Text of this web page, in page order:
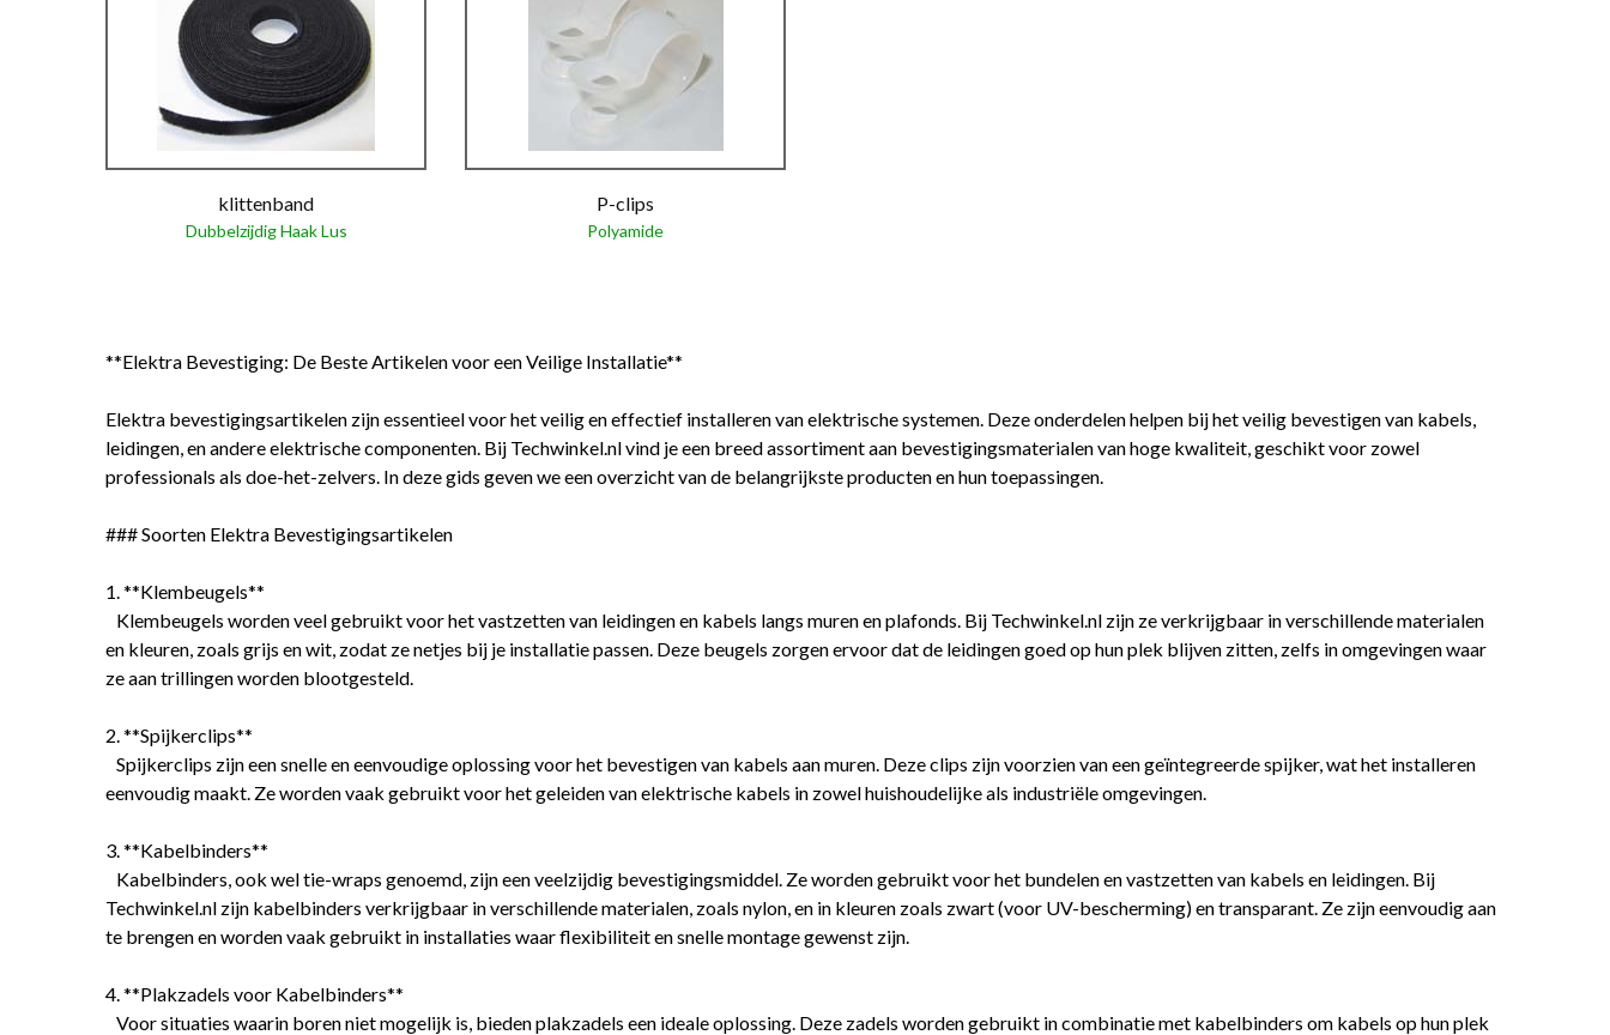
klittenband
Dubbelzijdig Haak Lus
P-clips
Polyamide
**Elektra Bevestiging: De Beste Artikelen voor een Veilige Installatie**
Elektra bevestigingsartikelen zijn essentieel voor het veilig en effectief installeren van elektrische systemen. Deze onderdelen helpen bij het veilig bevestigen van kabels,
leidingen, en andere elektrische componenten. Bij Techwinkel.nl vind je een breed assortiment aan bevestigingsmaterialen van hoge kwaliteit, geschikt voor zowel
professionals als doe-het-zelvers. In deze gids geven we een overzicht van de belangrijkste producten en hun toepassingen.
### Soorten Elektra Bevestigingsartikelen
1. **Klembeugels**
Klembeugels worden veel gebruikt voor het vastzetten van leidingen en kabels langs muren en plafonds. Bij Techwinkel.nl zijn ze verkrijgbaar in verschillende materialen
en kleuren, zoals grijs en wit, zodat ze netjes bij je installatie passen. Deze beugels zorgen ervoor dat de leidingen goed op hun plek blijven zitten, zelfs in omgevingen waar
ze aan trillingen worden blootgesteld.
2. **Spijkerclips**
Spijkerclips zijn een snelle en eenvoudige oplossing voor het bevestigen van kabels aan muren. Deze clips zijn voorzien van een geïntegreerde spijker, wat het installeren
eenvoudig maakt. Ze worden vaak gebruikt voor het geleiden van elektrische kabels in zowel huishoudelijke als industriële omgevingen.
3. **Kabelbinders**
Kabelbinders, ook wel tie-wraps genoemd, zijn een veelzijdig bevestigingsmiddel. Ze worden gebruikt voor het bundelen en vastzetten van kabels en leidingen. Bij
Techwinkel.nl zijn kabelbinders verkrijgbaar in verschillende materialen, zoals nylon, en in kleuren zoals zwart (voor UV-bescherming) en transparant. Ze zijn eenvoudig aan
te brengen en worden vaak gebruikt in installaties waar flexibiliteit en snelle montage gewenst zijn.
4. **Plakzadels voor Kabelbinders**
Voor situaties waarin boren niet mogelijk is, bieden plakzadels een ideale oplossing. Deze zadels worden gebruikt in combinatie met kabelbinders om kabels op hun plek